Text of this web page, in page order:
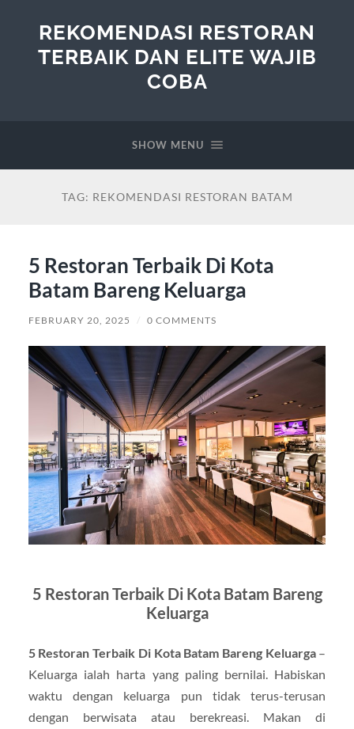
REKOMENDASI RESTORAN
TERBAIK DAN ELITE WAJIB
COBA
SHOW MENU
TAG: REKOMENDASI RESTORAN BATAM
5 Restoran Terbaik Di Kota
Batam Bareng Keluarga
FEBRUARY 20, 2025 / 0 COMMENTS
5 Restoran Terbaik Di Kota Batam Bareng
Keluarga
5 Restoran Terbaik Di Kota Batam Bareng Keluarga–
Keluarga ialah harta yang paling bernilai. Habiskan
waktu dengan keluarga pun tidak terus-terusan
dengan berwisata atau berekreasi. Makan di